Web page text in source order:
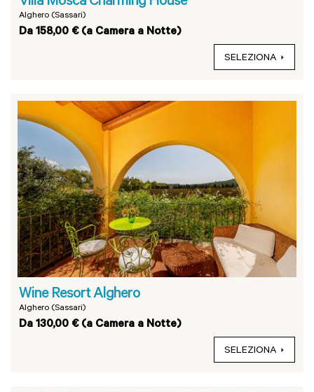
Alghero (Sassari)
Da 158,00 € (a Camera a Notte)
SELEZIONA
Wine Resort Alghero
Alghero (Sassari)
Da 130,00 € (a Camera a Notte)
SELEZIONA